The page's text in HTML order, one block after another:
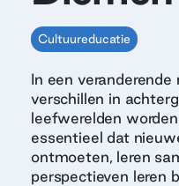
Cultuureducatie
In een
verschillen in
leefwerelden
essentieel dat
ontmoeten, leren
perspectieven leren